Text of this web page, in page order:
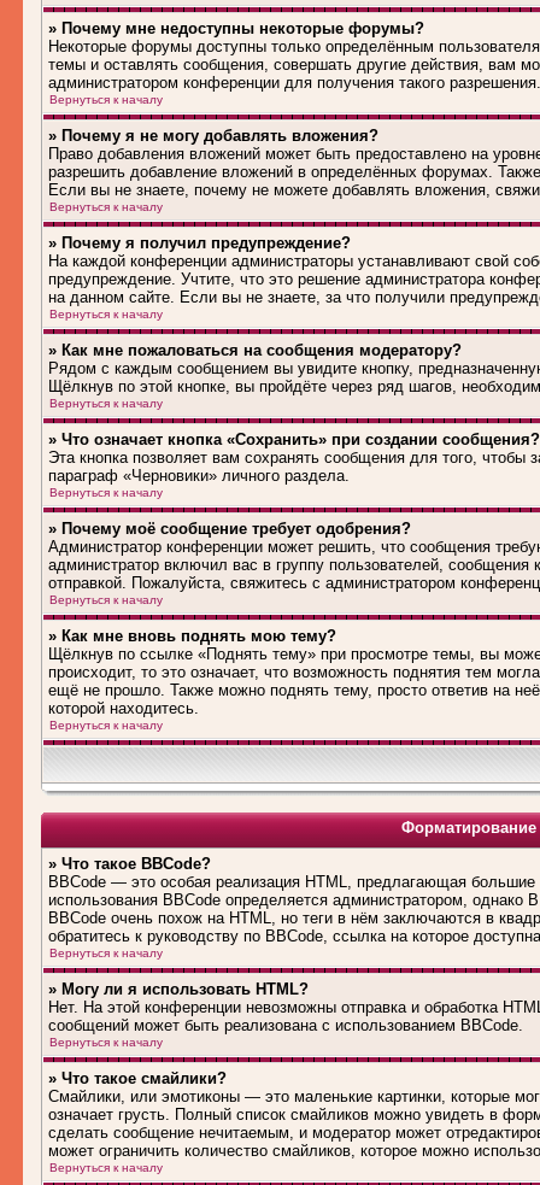
» Почему мне недоступны некоторые форумы?
Некоторые форумы доступны только определённым
темы и оставлять сообщения, совершать другие действия, вам
администратором конференции для получения такого разрешения.
Вернуться к началу
» Почему я не могу добавлять вложения?
Право добавления вложений может быть предоставлено на
разрешить добавление вложений в определённых форумах.
Если вы не знаете, почему не можете добавлять вложения,
Вернуться к началу
» Почему я получил предупреждение?
На каждой конференции администраторы устанавливают свой
предупреждение. Учтите, что это решение администратора
на данном сайте. Если вы не знаете, за что получили
Вернуться к началу
» Как мне пожаловаться на сообщения модератору?
Рядом с каждым сообщением вы увидите кнопку,
Щёлкнув по этой кнопке, вы пройдёте через ряд шагов,
Вернуться к началу
» Что означает кнопка «Сохранить» при создании сообщения?
Эта кнопка позволяет вам сохранять сообщения для того, чтобы
параграф «Черновики» личного раздела.
Вернуться к началу
» Почему моё сообщение требует одобрения?
Администратор конференции может решить, что сообщения
администратор включил вас в группу пользователей,
отправкой. Пожалуйста, свяжитесь с администратором
Вернуться к началу
» Как мне вновь поднять мою тему?
Щёлкнув по ссылке «Поднять тему» при просмотре темы, вы
происходит, то это означает, что возможность поднятия тем
ещё не прошло. Также можно поднять тему, просто ответив на
которой находитесь.
Вернуться к началу
» Что такое BBCode?
BBCode — это особая реализация HTML, предлагающая
использования BBCode определяется администратором,
BBCode очень похож на HTML, но теги в нём заключаются в
обратитесь к руководству по BBCode, ссылка на которое
Вернуться к началу
» Могу ли я использовать HTML?
Нет. На этой конференции невозможны отправка и обработка
сообщений может быть реализована с использованием BBCode.
Вернуться к началу
» Что такое смайлики?
Смайлики, или эмотиконы — это маленькие картинки, которые
означает грусть. Полный список смайликов можно увидеть в
сделать сообщение нечитаемым, и модератор может
может ограничить количество смайликов, которое можно
Вернуться к началу